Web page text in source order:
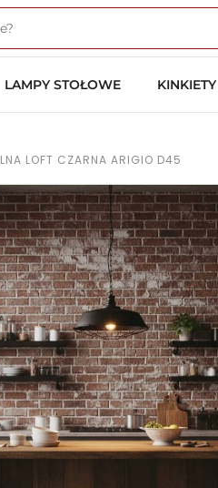
LAMPY STOŁOWE KINKIETY
LOFT CZARNA ARIGIO D45